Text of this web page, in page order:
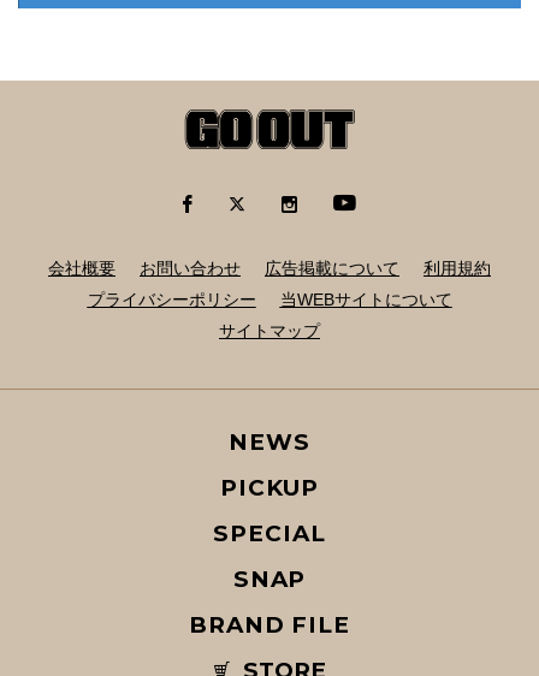
会社概要 お問い合わせ 広告掲載について
利用規約
プライバシーポリシー
当WEBサイトについて
サイトマップ
NEWS
PICKUP
SPECIAL
SNAP
BRAND FILE